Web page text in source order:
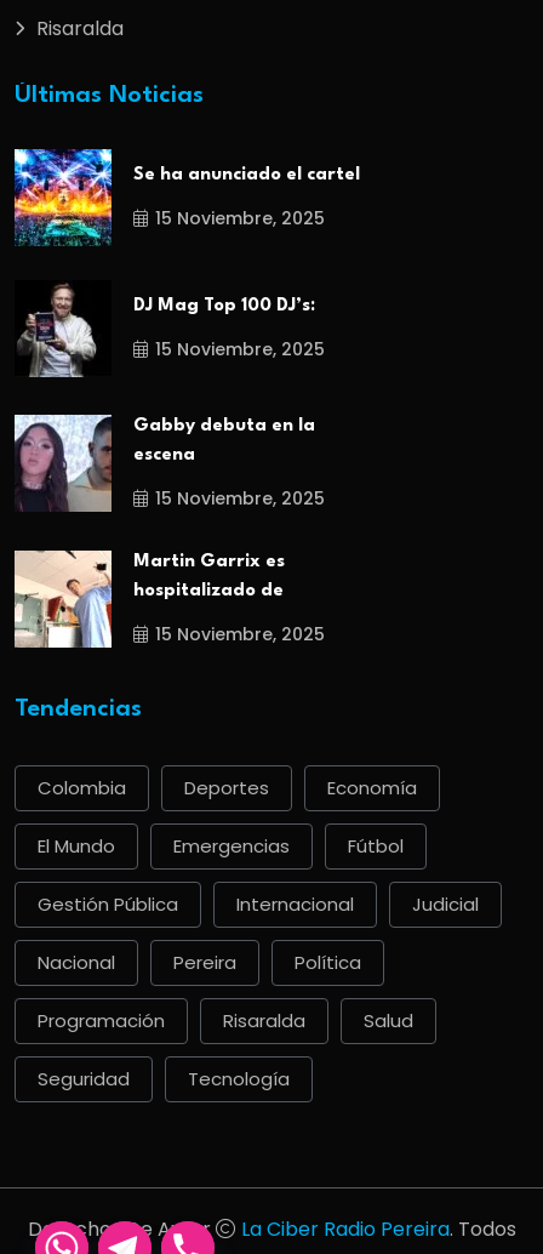
Risaralda
Últimas Noticias
Se ha anunciado el cartel
15 Noviembre, 2025
DJ Mag Top 100 DJ’s:
15 Noviembre, 2025
Gabby debuta en la
escena
15 Noviembre, 2025
Martin Garrix es
hospitalizado de
15 Noviembre, 2025
Tendencias
Colombia Deportes Economía
El Mundo Emergencias Fútbol
Gestión Pública Internacional Judicial
Nacional Pereira Política
Programación Risaralda Salud
Seguridad Tecnología
Derechos De Autor La Ciber Radio Pereira. Todos